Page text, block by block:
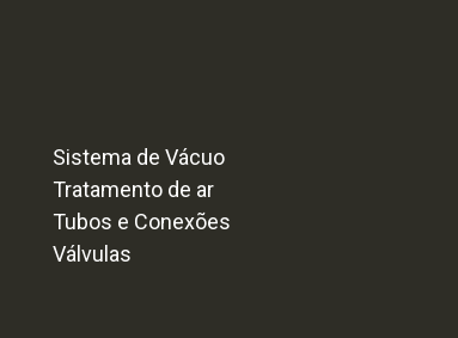
Sistema de Vácuo
Tratamento de ar
Tubos e Conexões
Válvulas